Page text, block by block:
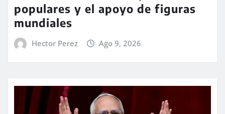
populares y el apoyo de figuras
mundiales
Hector Perez Ago 9, 2026